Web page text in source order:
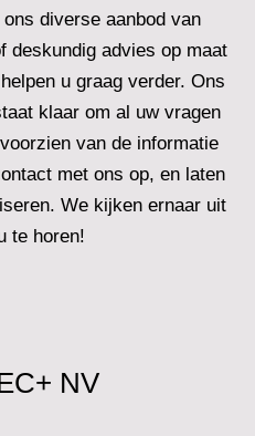
diverse aanbod van
deskundig advies op maat
u graag verder. Ons
klaar om al uw vragen
van de informatie
met ons op, en laten
We kijken ernaar uit
te horen!
NV